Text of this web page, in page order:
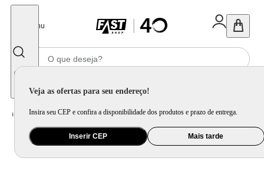
Menu
Veja as ofertas para seu endereço!
Insira seu CEP e confira a disponibilidade dos produtos e prazo de entrega.
Inserir CEP Mais tarde
Home Brinquedo e Colecionável / Para Colecionar